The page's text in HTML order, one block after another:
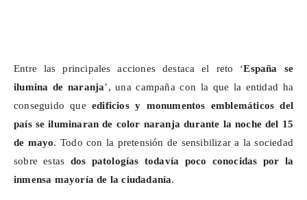
Entre las principales acciones destaca el reto ‘España se
ilumina de naranja’, una campaña con la que la entidad ha
conseguido queedificios y monumentos emblemáticos del
país se iluminaran de color naranja durante la noche del 15
de mayo. Todo con la pretensión de sensibilizar a la sociedad
sobre estas dos patologías todavía poco conocidas por la
inmensa mayoría de la ciudadanía.